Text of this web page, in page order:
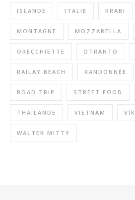
ISLANDE ITALIE KRABI
MONTAGNE MOZZARELLA
ORECCHIETTE OTRANTO
RAILAY BEACH RANDONNÉE
ROAD TRIP STREET FOOD
THAÏLANDE VIETNAM VÍK
WALTER MITTY